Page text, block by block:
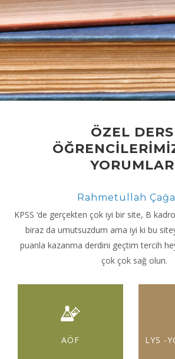
ÖZEL DERS
YORUMLAR
Rahmetullah
KPSS ‘de gerçekten çok iyi bir site, B
biraz da umutsuzdum ama iyi ki bu
puanla kazanma derdini geçtim tercih
çok çok sağ olun.
AÖF LYS -